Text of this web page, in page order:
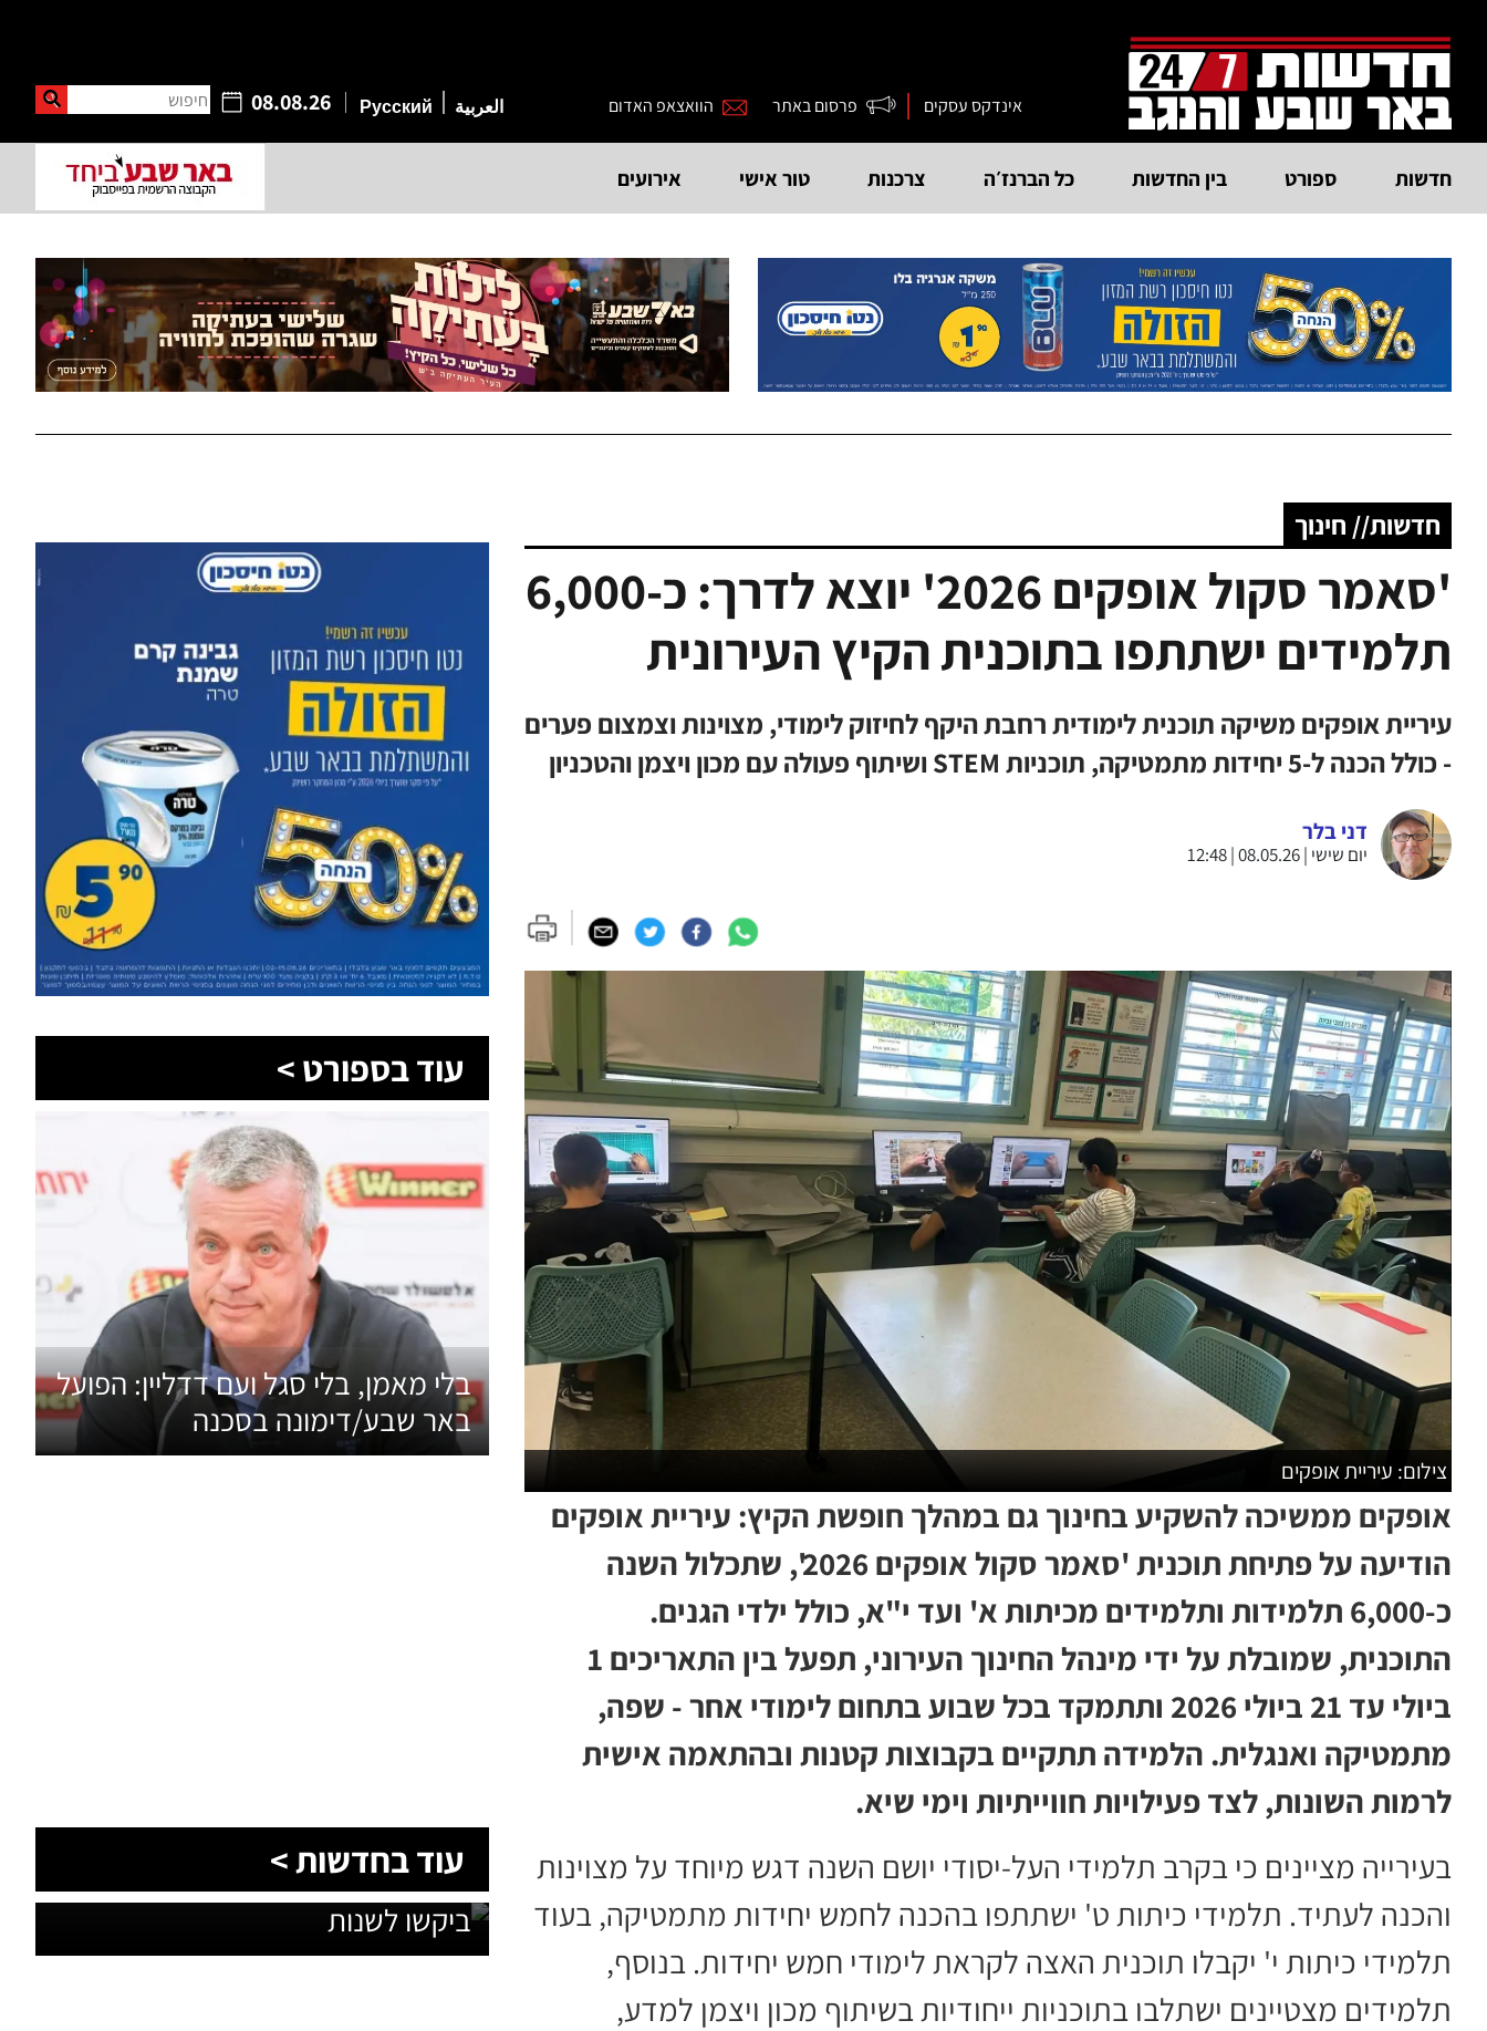
אינדקס עסקים פרסום באתר הוואצאפ האדום 08.08.26 חיפוש العربية Русский
חדשות ספורט בין החדשות כל הברנז׳ה צרכנות טור אישי אירועים
חדשות// חינוך
'סאמר סקול אופקים 2026' יוצא לדרך: כ-6,000
תלמידים ישתתפו בתוכנית הקיץ העירונית
עיריית אופקים משיקה תוכנית לימודית רחבת היקף לחיזוק לימודי, מצוינות וצמצום פערים
- כולל הכנה ל-5 יחידות מתמטיקה, תוכניות STEM ושיתוף פעולה עם מכון ויצמן והטכניון
דני בלר
יום שישי | 08.05.26 | 12:48
צילום: עיריית אופקים
אופקים ממשיכה להשקיע בחינוך גם במהלך חופשת הקיץ: עיריית אופקים
הודיעה על פתיחת תוכנית 'סאמר סקול אופקים 2026', שתכלול השנה
כ-6,000 תלמידות ותלמידים מכיתות א' ועד י"א, כולל ילדי הגנים.
התוכנית, שמובלת על ידי מינהל החינוך העירוני, תפעל בין התאריכים 1
ביולי עד 21 ביולי 2026 ותתמקד בכל שבוע בתחום לימודי אחר - שפה,
מתמטיקה ואנגלית. הלמידה תתקיים בקבוצות קטנות ובהתאמה אישית
לרמות השונות, לצד פעילויות חווייתיות וימי שיא.
בעירייה מציינים כי בקרב תלמידי העל-יסודי יושם השנה דגש מיוחד על מצוינות
והכנה לעתיד. תלמידי כיתות ט' ישתתפו בהכנה לחמש יחידות מתמטיקה, בעוד
תלמידי כיתות י' יקבלו תוכנית האצה לקראת לימודי חמש יחידות. בנוסף,
תלמידים מצטיינים ישתלבו בתוכניות ייחודיות בשיתוף מכון ויצמן למדע,
עוד בספורט >
בלי מאמן, בלי סגל ועם דדליין: הפועל
באר שבע/דימונה בסכנה